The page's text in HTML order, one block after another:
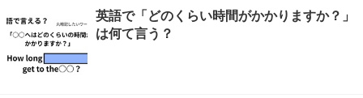
英語で「どのくらい時間がかかりますか？」
は何て言う？